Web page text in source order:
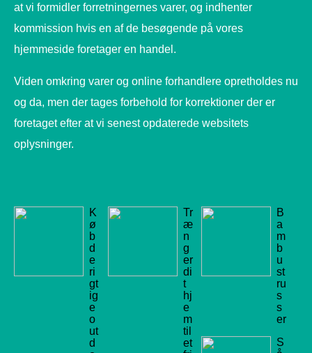
at vi formidler forretningernes varer, og indhenter
kommission hvis en af de besøgende på vores
hjemmeside foretager en handel.
Viden omkring varer og online forhandlere opretholdes nu
og da, men der tages forbehold for korrektioner der er
foretaget efter at vi senest opdaterede websitets
oplysninger.
K
ø
b
d
e
ri
gt
ig
e
o
ut
d
Tr
æ
n
g
er
di
t
hj
e
m
til
et
B
a
m
b
u
st
ru
s
s
er
S